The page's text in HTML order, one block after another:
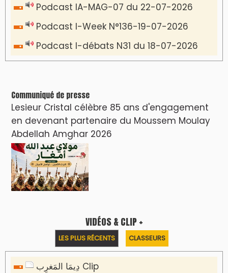
Podcast IA-MAG-07 du 22-07-2026
Podcast I-Week N°136-19-07-2026
Podcast I-débats N31 du 18-07-2026
Communiqué de presse
Lesieur Cristal célèbre 85 ans d'engagement
en devenant partenaire du Moussem Moulay
Abdellah Amghar 2026
VIDÉOS & CLIP +
LES PLUS RÉCENTS CLASSEURS
دِيمَا المَغرِب Clip